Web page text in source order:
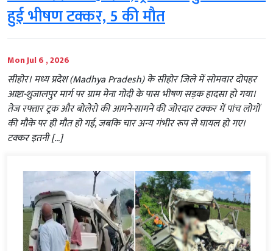
हुई भीषण टक्कर, 5 की मौत
Mon Jul 6 , 2026
सीहोर। मध्य प्रदेश (Madhya Pradesh) के सीहोर जिले में सोमवार दोपहर
आष्टा-शुजालपुर मार्ग पर ग्राम मेना गोदी के पास भीषण सड़क हादसा हो गया।
तेज रफ्तार ट्रक और बोलेरो की आमने-सामने की जोरदार टक्कर में पांच लोगों
की मौके पर ही मौत हो गई, जबकि चार अन्य गंभीर रूप से घायल हो गए।
टक्कर इतनी […]